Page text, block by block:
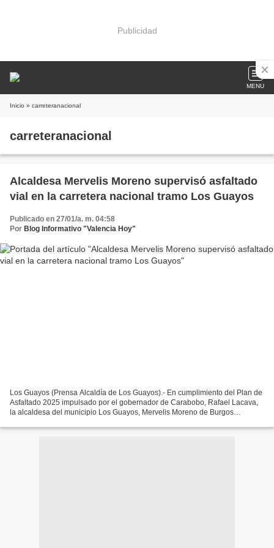
Publicidad
MENU
Inicio » carreteranacional
carreteranacional
Alcaldesa Mervelis Moreno supervisó asfaltado
vial en la carretera nacional tramo Los Guayos
Publicado en 27/01/a. m. 04:58
Por Blog Informativo "Valencia Hoy"
Los Guayos (Prensa Alcaldía de Los Guayos).- En cumplimiento del Plan de
Asfaltado 2025 impulsado por el gobernador de Carabobo, Rafael Lacava,
la alcaldesa del municipio Los Guayos, Mervelis Moreno de Burgos